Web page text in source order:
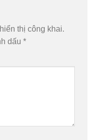
thị công khai.
dấu *